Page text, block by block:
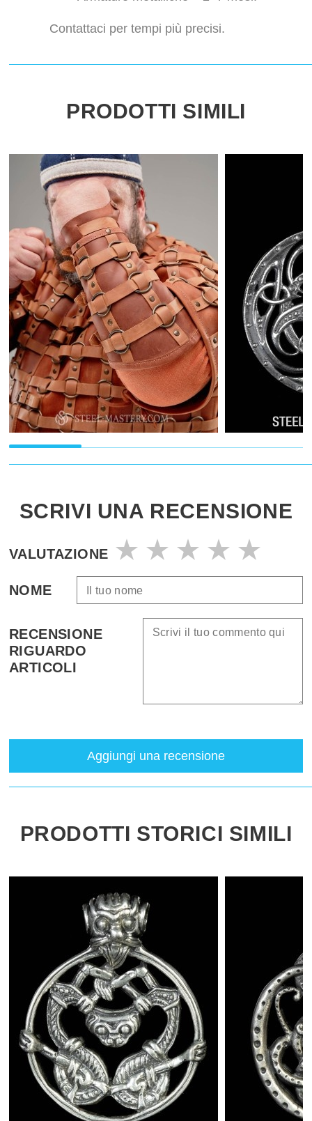
Contattaci per tempi più precisi.
PRODOTTI SIMILI
SCRIVI UNA RECENSIONE
VALUTAZIONE
NOME
RECENSIONE
RIGUARDO
ARTICOLI
Aggiungi una recensione
PRODOTTI STORICI SIMILI